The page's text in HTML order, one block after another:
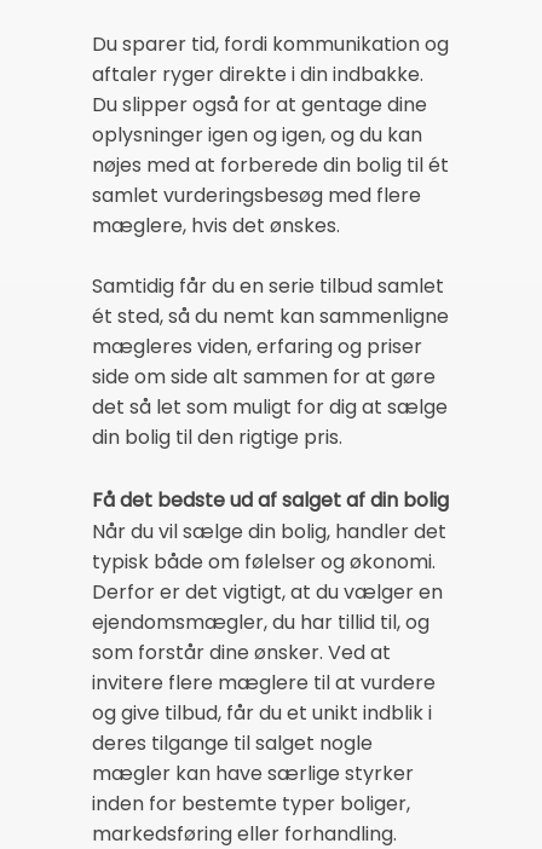
Du sparer tid, fordi kommunikation og
aftaler ryger direkte i din indbakke.
Du slipper også for at gentage dine
oplysninger igen og igen, og du kan
nøjes med at forberede din bolig til ét
samlet vurderingsbesøg med flere
mæglere, hvis det ønskes.
Samtidig får du en serie tilbud samlet
ét sted, så du nemt kan sammenligne
mægleres viden, erfaring og priser
side om side alt sammen for at gøre
det så let som muligt for dig at sælge
din bolig til den rigtige pris.
Få det bedste ud af salget af din bolig
Når du vil sælge din bolig, handler det
typisk både om følelser og økonomi.
Derfor er det vigtigt, at du vælger en
ejendomsmægler, du har tillid til, og
som forstår dine ønsker. Ved at
invitere flere mæglere til at vurdere
og give tilbud, får du et unikt indblik i
deres tilgange til salget nogle
mægler kan have særlige styrker
inden for bestemte typer boliger,
markedsføring eller forhandling.